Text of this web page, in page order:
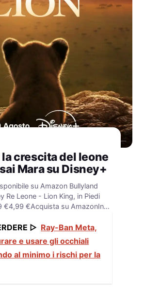
la crescita del leone
Mara su Disney+
su Amazon Bullyland
Re Leone - Lion King, in Piedi
€4,99 €Acquista su AmazonIn…
▷ Ray-Ban Meta,
e usare gli occhiali
al minimo i rischi per la